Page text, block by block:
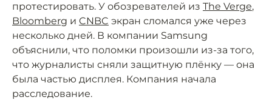
протестировать. У обозревателей из The Verge,
Bloomberg и CNBC экран сломался уже через
несколько дней. В компании Samsung
объяснили, что поломки произошли из-за того,
что журналисты сняли защитную плёнку — она
была частью дисплея. Компания начала
расследование.